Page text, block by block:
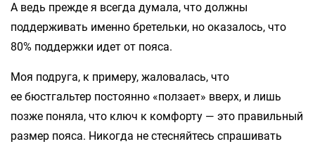
А ведь прежде я всегда думала, что должны
поддерживать именно бретельки, но оказалось, что
80% поддержки идет от пояса.
Моя подруга, к примеру, жаловалась, что
ее бюстгальтер постоянно «ползает» вверх, и лишь
позже поняла, что ключ к комфорту — это правильный
размер пояса. Никогда не стесняйтесь спрашивать